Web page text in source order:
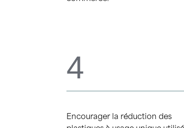
4
Encourager la réduction des